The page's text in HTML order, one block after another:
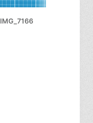
IMG_7166